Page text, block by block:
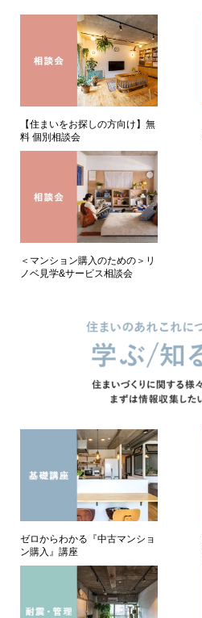
【住まいをお探しの方向け】無
料 個別相談会
＜マンション購入のための＞リ
ノベ見学&サービス相談会
ゼロからわかる『中古マンショ
ン購入』講座